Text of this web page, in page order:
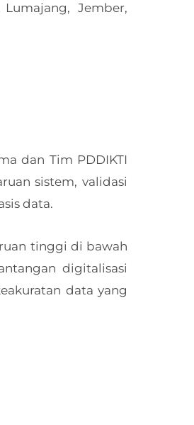
Jember,
dan Tim PDDIKTI
sistem, validasi
data.
tinggi di bawah
digitalisasi
data yang